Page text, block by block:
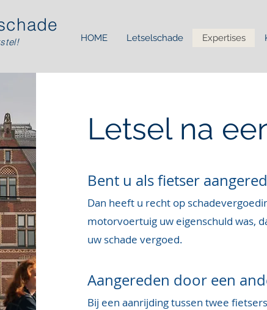
HOME Letselschade Expertises
Letsel na
Bent u als fietser aange
Dan heeft u recht op
motorvoertuig uw eigenschuld was, d
uw schade vergoed.
Aangereden door een
Bij een aanrijding tussen twee